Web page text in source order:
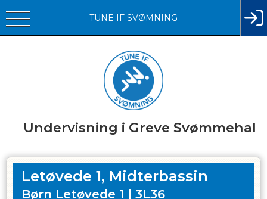
Undervisning i Greve Svømmehal
TUNE IF SVØMNING
Letøvede 1, Midterbassin
Børn Letøvede 1 | 3L36